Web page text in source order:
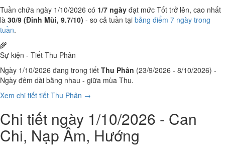
Tuần chứa ngày 1/10/2026 có 1/7 ngày đạt mức Tốt trở lên, cao nhất
là 30/9 (Đinh Mùi, 9.7/10) - so cả tuần tại bảng điểm 7 ngày trong
tuần.
🌾
Sự kiện - Tiết Thu Phân
Ngày 1/10/2026 đang trong tiết Thu Phân (23/9/2026 - 8/10/2026) -
Ngày đêm dài bằng nhau - giữa mùa Thu.
Xem chi tiết tiết Thu Phân →
Chi tiết ngày 1/10/2026 - Can
Chi, Nạp Âm, Hướng